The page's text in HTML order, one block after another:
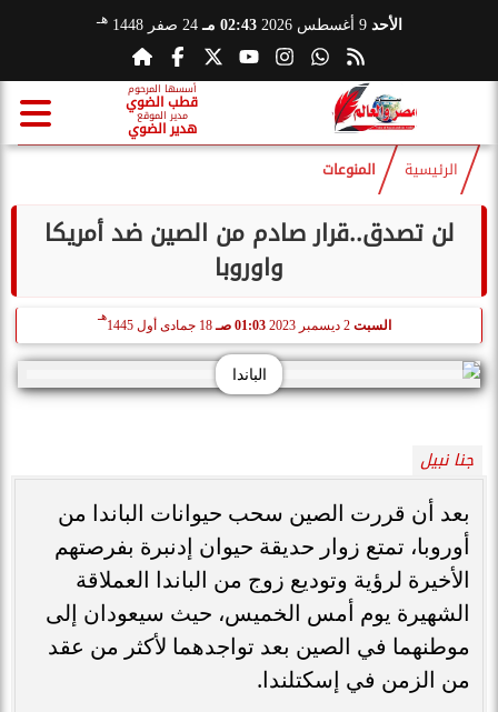
الأحد 9 أغسطس 2026 02:43 مـ 24 صفر 1448 هـ
أسسها المرحوم
قطب الضوي
مدير الموقع
هدير الضوي
الرئيسية المنوعات
لن تصدق..قرار صادم من الصين ضد أمريكا
واوروبا
السبت 01:03 صـ 18 جمادى أول 1445
هـ
الباندا
جنا نبيل
بعد أن قررت الصين سحب حيوانات الباندا من
أوروبا، تمتع زوار حديقة حيوان إدنبرة بفرصتهم
الأخيرة لرؤية وتوديع زوج من الباندا العملاقة
الشهيرة يوم أمس الخميس، حيث سيعودان إلى
موطنهما في الصين بعد تواجدهما لأكثر من عقد
من الزمن في إسكتلندا.